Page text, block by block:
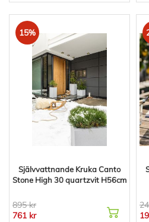
15%
Självvattnande Kruka Canto
Stone High 30 quartzvit H56cm
895 kr
761 kr